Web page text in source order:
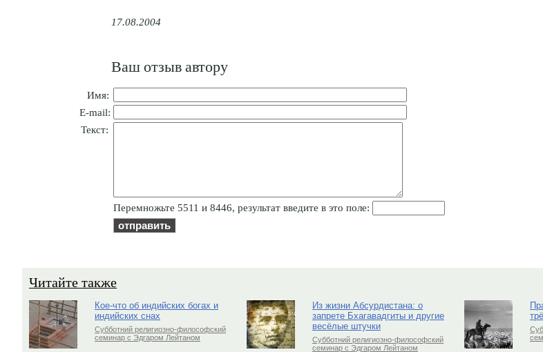
17.08.2004
Ваш отзыв автору
Имя:
E-mail:
Текст:
Пepeмнoжьтe 5511 и 8446, результат введите в это поле:
Читайте также
Кое-что об индийских богах и
индийских снах
Субботний религиозно-философский
семинар с Эдгаром Лейтаном
Из жизни Абсурдистана: о
запрете Бхагавадгиты и другие
весёлые штучки
Субботний религиозно-философский
семинар с Эдгаром Лейтаном